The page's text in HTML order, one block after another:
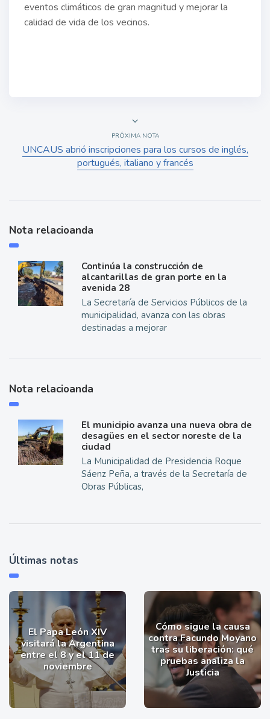
eventos climáticos de gran magnitud y mejorar la
calidad de vida de los vecinos.
PRÓXIMA NOTA
UNCAUS abrió inscripciones para los cursos de inglés,
portugués, italiano y francés
Nota relacioanda
Continúa la construcción de
alcantarillas de gran porte en la
avenida 28
La Secretaría de Servicios Públicos de la
municipalidad, avanza con las obras
destinadas a mejorar
Nota relacioanda
El municipio avanza una nueva obra de
desagües en el sector noreste de la
ciudad
La Municipalidad de Presidencia Roque
Sáenz Peña, a través de la Secretaría de
Obras Públicas,
Últimas notas
El Papa León XIV
visitará la Argentina
entre el 8 y el 11 de
noviembre
Cómo sigue la causa
contra Facundo Moyano
tras su liberación: qué
pruebas analiza la
Justicia